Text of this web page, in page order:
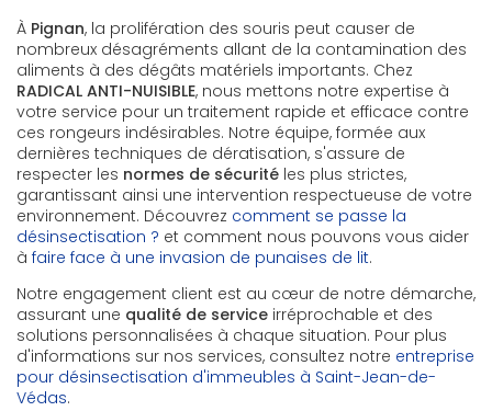
À Pignan, la prolifération des souris peut causer de
nombreux désagréments allant de la contamination des
aliments à des dégâts matériels importants. Chez
RADICAL ANTI-NUISIBLE, nous mettons notre expertise à
votre service pour un traitement rapide et efficace contre
ces rongeurs indésirables. Notre équipe, formée aux
dernières techniques de dératisation, s'assure de
respecter les normes de sécurité les plus strictes,
garantissant ainsi une intervention respectueuse de votre
environnement. Découvrez comment se passe la
désinsectisation ? et comment nous pouvons vous aider
à faire face à une invasion de punaises de lit.
Notre engagement client est au cœur de notre démarche,
assurant une qualité de service irréprochable et des
solutions personnalisées à chaque situation. Pour plus
d'informations sur nos services, consultez notre entreprise
pour désinsectisation d'immeubles à Saint-Jean-de-
Védas.